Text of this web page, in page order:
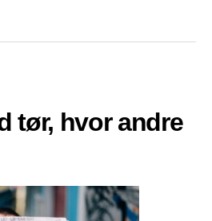
tør, hvor andre